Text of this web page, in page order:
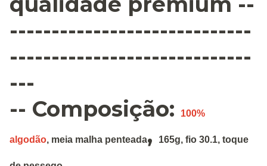
-----------------------------
-----------------------------
---
-- Composição:
100%
algodão, meia malha penteada, 165g, fio 30.1, toque